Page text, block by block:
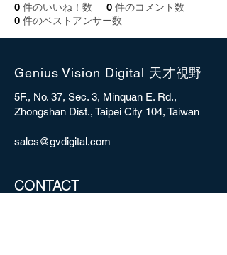
0 件のいいね！数 0 件のコメント数
0 件のベストアンサー数
Genius Vision Digital 天才視野
5F., No. 37, Sec. 3, Minquan E. Rd.,
Zhongshan Dist., Taipei City 104, Taiwan
sales@gvdigital.com
CONTACT